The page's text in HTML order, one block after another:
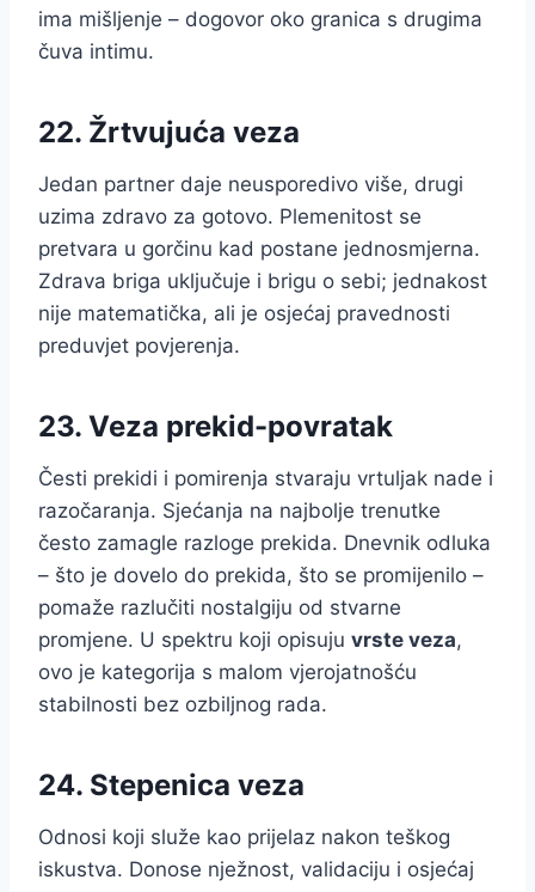
ima mišljenje – dogovor oko granica s drugima
čuva intimu.
22. Žrtvujuća veza
Jedan partner daje neusporedivo više, drugi
uzima zdravo za gotovo. Plemenitost se
pretvara u gorčinu kad postane jednosmjerna.
Zdrava briga uključuje i brigu o sebi; jednakost
nije matematička, ali je osjećaj pravednosti
preduvjet povjerenja.
23. Veza prekid-povratak
Česti prekidi i pomirenja stvaraju vrtuljak nade i
razočaranja. Sjećanja na najbolje trenutke
često zamagle razloge prekida. Dnevnik odluka
– što je dovelo do prekida, što se promijenilo –
pomaže razlučiti nostalgiju od stvarne
promjene. U spektru koji opisuju vrste veza,
ovo je kategorija s malom vjerojatnošću
stabilnosti bez ozbiljnog rada.
24. Stepenica veza
Odnosi koji služe kao prijelaz nakon teškog
iskustva. Donose nježnost, validaciju i osjećaj